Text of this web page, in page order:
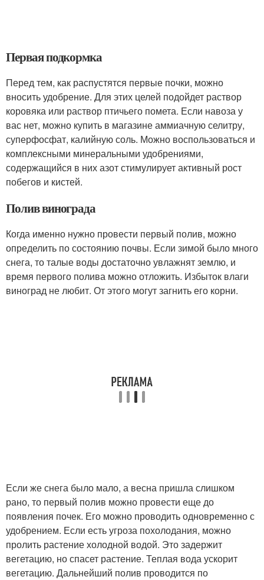
Первая подкормка
Перед тем, как распустятся первые почки, можно
вносить удобрение. Для этих целей подойдет раствор
коровяка или раствор птичьего помета. Если навоза у
вас нет, можно купить в магазине аммиачную селитру,
суперфосфат, калийную соль. Можно воспользоваться и
комплексными минеральными удобрениями,
содержащийся в них азот стимулирует активный рост
побегов и кистей.
Полив винограда
Когда именно нужно провести первый полив, можно
определить по состоянию почвы. Если зимой было много
снега, то талые воды достаточно увлажнят землю, и
время первого полива можно отложить. Избыток влаги
виноград не любит. От этого могут загнить его корни.
Если же снега было мало, а весна пришла слишком
рано, то первый полив можно провести еще до
появления почек. Его можно проводить одновременно с
удобрением. Если есть угроза похолодания, можно
пролить растение холодной водой. Это задержит
вегетацию, но спасет растение. Теплая вода ускорит
вегетацию. Дальнейший полив проводится по